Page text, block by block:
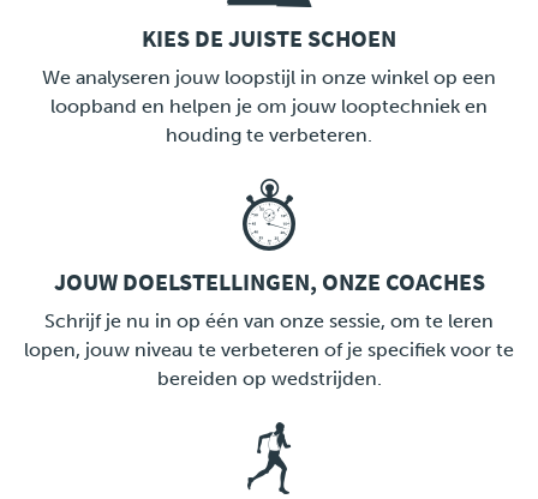
KIES DE JUISTE SCHOEN
We analyseren jouw loopstijl in onze winkel op een
loopband en helpen je om jouw looptechniek en
houding te verbeteren.
JOUW DOELSTELLINGEN, ONZE COACHES
Schrijf je nu in op één van onze sessie, om te leren
lopen, jouw niveau te verbeteren of je specifiek voor te
bereiden op wedstrijden.